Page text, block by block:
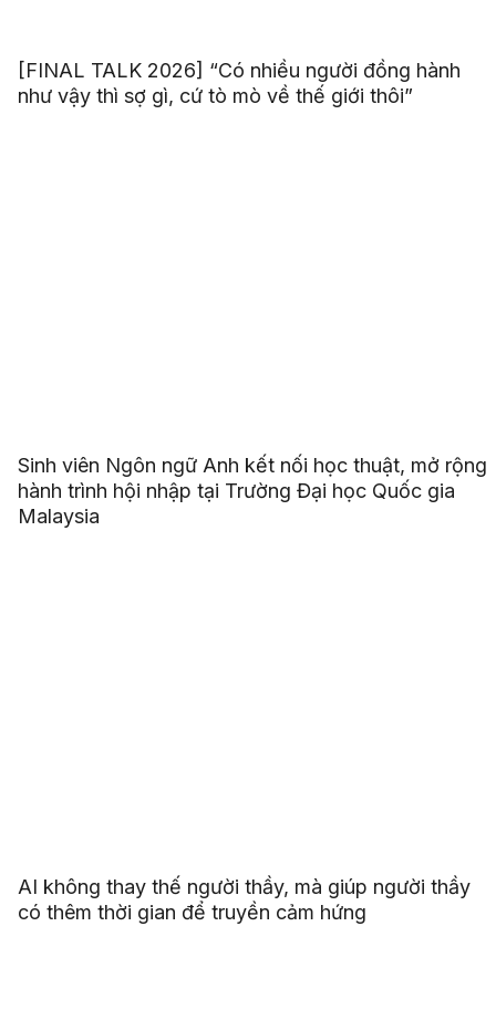
[FINAL TALK 2026] “Có nhiều người đồng hành
như vậy thì sợ gì, cứ tò mò về thế giới thôi”
Sinh viên Ngôn ngữ Anh kết nối học thuật, mở rộng
hành trình hội nhập tại Trường Đại học Quốc gia
Malaysia
AI không thay thế người thầy, mà giúp người thầy
có thêm thời gian để truyền cảm hứng